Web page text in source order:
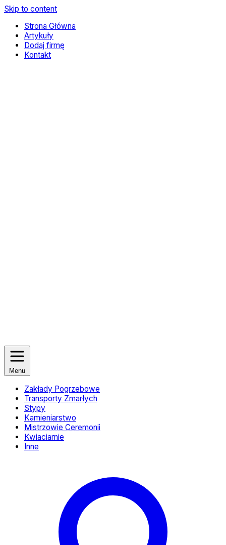
Skip to content
Strona Główna
Artykuły
Dodaj firmę
Kontakt
Menu
Zakłady Pogrzebowe
Transporty Zmarłych
Stypy
Kamieniarstwo
Mistrzowie Ceremonii
Kwiaciarnie
Inne